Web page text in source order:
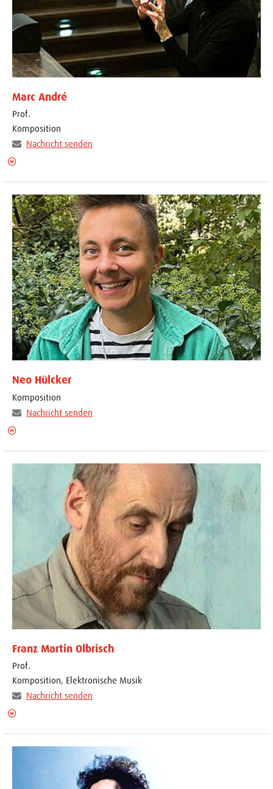
Marc André
Prof.
Komposition
Nachricht senden
Neo Hülcker
Komposition
Nachricht senden
Franz Martin Olbrisch
Prof.
Komposition, Elektronische Musik
Nachricht senden